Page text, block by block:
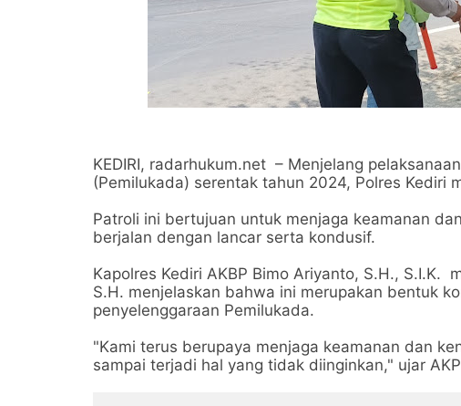
KEDIRI, radarhukum.net – Menjelang
(Pemilukada) serentak tahun 2024, Polres Kediri
Patroli ini bertujuan untuk menjaga keamanan
berjalan dengan lancar serta kondusif.
Kapolres Kediri AKBP Bimo Ariyanto, S.H., S.I.K.
S.H. menjelaskan bahwa ini merupakan bentuk
penyelenggaraan Pemilukada.
"Kami terus berupaya menjaga keamanan dan
sampai terjadi hal yang tidak diinginkan," ujar